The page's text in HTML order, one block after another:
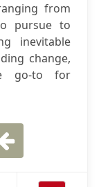
from
pursue to
inevitable
change,
go-to for